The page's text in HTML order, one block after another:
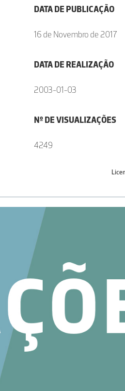
DATA DE PUBLICAÇÃO
16 de Novembro de 2017
DATA DE REALIZAÇÃO
2003-01-03
Nº DE VISUALIZAÇÕES
4249